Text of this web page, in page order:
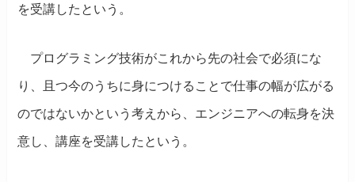
を受講したという。
プログラミング技術がこれから先の社会で必須にな
り、且つ今のうちに身につけることで仕事の幅が広がる
のではないかという考えから、エンジニアへの転身を決
意し、講座を受講したという。